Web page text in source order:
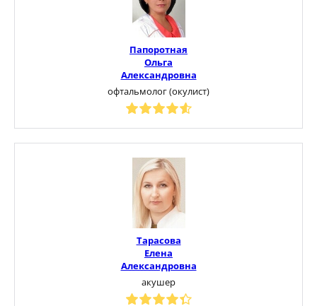
Папоротная
Ольга
Александровна
офтальмолог (окулист)
Тарасова
Елена
Александровна
акушер